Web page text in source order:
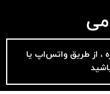
، از طریق واتس‌اپ یا